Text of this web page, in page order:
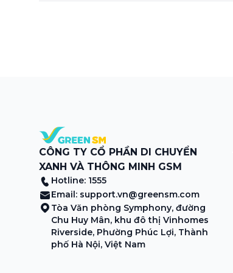
CÔNG TY CỔ PHẦN DI CHUYỂN
XANH VÀ THÔNG MINH GSM
Hotline: 1555
Email: support.vn@greensm.com
Tòa Văn phòng Symphony, đường
Chu Huy Mân, khu đô thị Vinhomes
Riverside, Phường Phúc Lợi, Thành
phố Hà Nội, Việt Nam